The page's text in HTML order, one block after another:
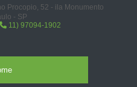
Procopio, 52 - ila Monumento
- SP
11) 97094-1902